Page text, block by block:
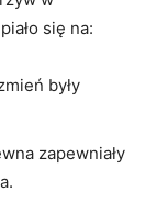
się na:
były
zapewniały